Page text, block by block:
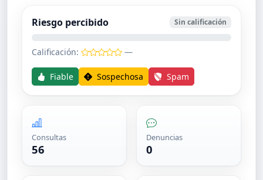
Riesgo percibido Sin calificación
Calificación: —
Fiable Sospechosa Spam
Consultas
56
Denuncias
0